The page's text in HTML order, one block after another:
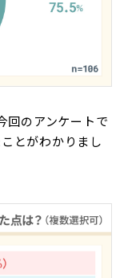
回のアンケートで
とがわかりまし